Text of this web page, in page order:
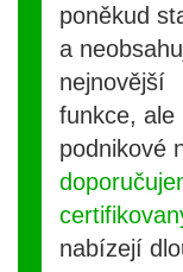
poněkud
a
nejnovější
funkce, ale
podnikové
nabízejí